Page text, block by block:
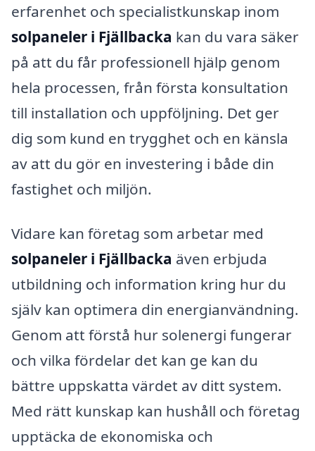
erfarenhet och specialistkunskap inom
solpaneler i Fjällbacka kan du vara säker
på att du får professionell hjälp genom
hela processen, från första konsultation
till installation och uppföljning. Det ger
dig som kund en trygghet och en känsla
av att du gör en investering i både din
fastighet och miljön.
Vidare kan företag som arbetar med
solpaneler i Fjällbacka även erbjuda
utbildning och information kring hur du
själv kan optimera din energianvändning.
Genom att förstå hur solenergi fungerar
och vilka fördelar det kan ge kan du
bättre uppskatta värdet av ditt system.
Med rätt kunskap kan hushåll och företag
upptäcka de ekonomiska och